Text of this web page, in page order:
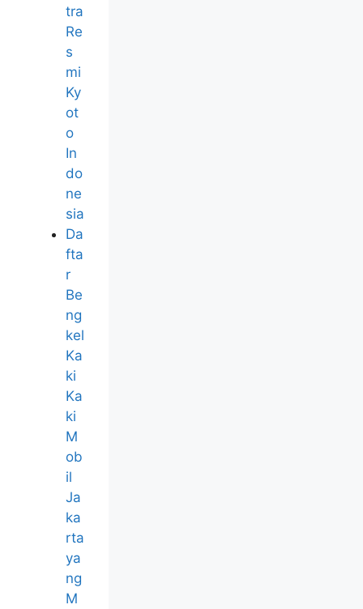
tra
Re
s
mi
Ky
ot
o
In
do
ne
sia
Da
fta
r
Be
ng
kel
Ka
ki
Ka
ki
M
ob
il
Ja
ka
rta
ya
ng
M